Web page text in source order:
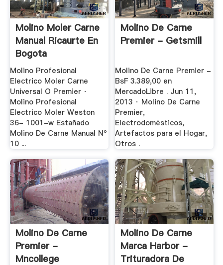
Molino Moler Carne
Manual Ricaurte En
Bogota
Molino Profesional
Electrico Moler Carne
Universal O Premier ·
Molino Profesional
Electrico Moler Weston
36- 1001-w Estañado
Molino De Carne Manual Nº
10 ...
Molino De Carne
Premier - Getsmill
Molino De Carne Premier -
BsF 3.389,00 en
MercadoLibre . Jun 11,
2013 · Molino De Carne
Premier,
Electrodomésticos,
Artefactos para el Hogar,
Otros .
Molino De Carne
Premier -
Mncollege
Molino De Carne
Marca Harbor -
Trituradora De